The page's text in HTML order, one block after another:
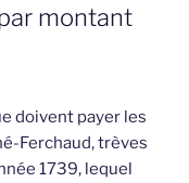
montant
doivent payer les
Ferchaud, trèves
1739, lequel